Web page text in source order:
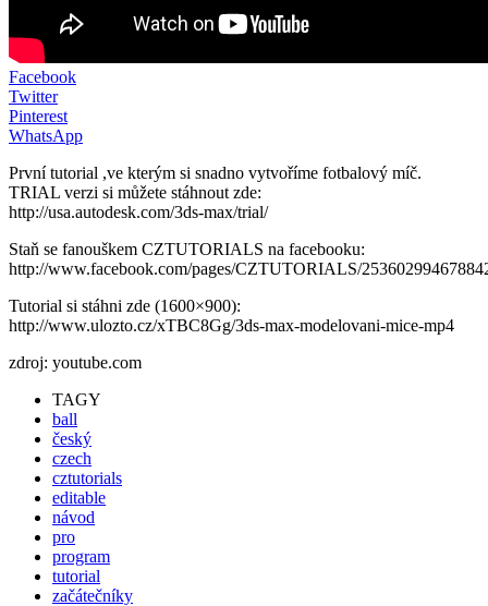
Facebook
Twitter
Pinterest
WhatsApp
První tutorial ,ve kterým si snadno vytvoříme fotbalový míč.
TRIAL verzi si můžete stáhnout zde:
http://usa.autodesk.com/3ds-max/trial/
Staň se fanouškem CZTUTORIALS na facebooku:
http://www.facebook.com/pages/CZTUTORIALS/
Tutorial si stáhni zde (1600×900):
http://www.ulozto.cz/xTBC8Gg/3ds-max-modelovani-mice-mp4
zdroj: youtube.com
TAGY
ball
český
czech
cztutorials
editable
návod
pro
program
tutorial
začátečníky